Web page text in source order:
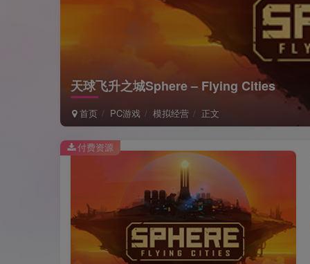
天球飞升之城Sphere – Flying Cities
首页 PC游戏 模拟经营 正文
付费资源